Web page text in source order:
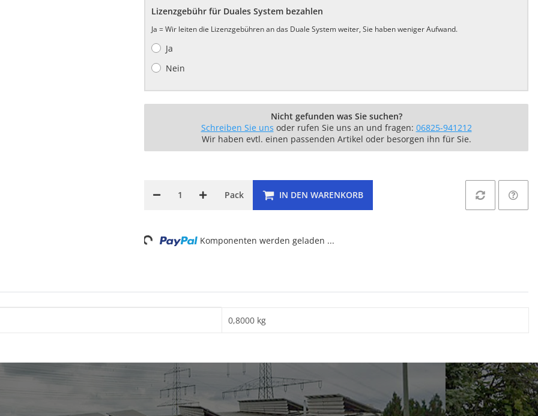
Lizenzgebühr für Duales System bezahlen
Ja = Wir leiten die Lizenzgebühren an das Duale System weiter, Sie haben weniger Aufwand.
Ja
Nein
Nicht gefunden was Sie suchen?
Schreiben Sie uns oder rufen Sie uns an und fragen: 06825-941212
Wir haben evtl. einen passenden Artikel oder besorgen ihn für Sie.
Pack IN DEN WARENKORB
Loading... Komponenten werden geladen ...
0,8000 kg